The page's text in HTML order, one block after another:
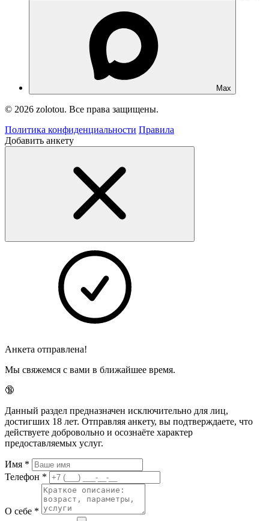
Max
© 2026 zolotou. Все права защищены.
Политика конфиденциальности Правила
Добавить анкету
Анкета отправлена!
Мы свяжемся с вами в ближайшее время.
🔞
Данный раздел предназначен исключительно для лиц,
достигших 18 лет. Отправляя анкету, вы подтверждаете, что
действуете добровольно и осознаёте характер
предоставляемых услуг.
Имя *
Телефон *
О себе *